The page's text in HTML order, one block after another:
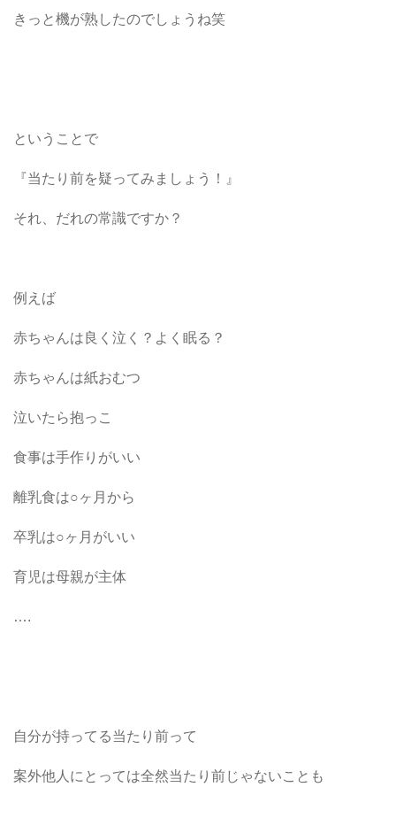
きっと機が熟したのでしょうね笑
ということで
『当たり前を疑ってみましょう！』
それ、だれの常識ですか？
例えば
赤ちゃんは良く泣く？よく眠る？
赤ちゃんは紙おむつ
泣いたら抱っこ
食事は手作りがいい
離乳食は○ヶ月から
卒乳は○ヶ月がいい
育児は母親が主体
….
自分が持ってる当たり前って
案外他人にとっては全然当たり前じゃないことも